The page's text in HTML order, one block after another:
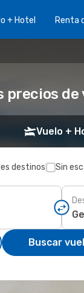
+ Hotel Renta
de
Vuelo +
destinos Sin
Buscar